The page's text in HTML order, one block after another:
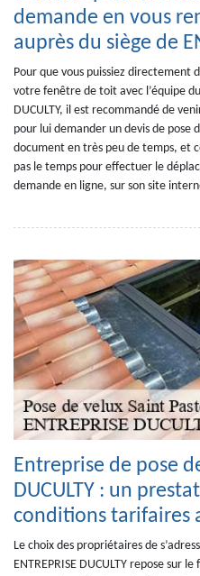
demande en vous
auprès du siège de
Pour que vous puissiez directement
votre fenêtre de toit avec l’équipe
DUCULTY, il est recommandé de
pour lui demander un devis de pose
document en très peu de temps, et
pas le temps pour effectuer le
demande en ligne, sur son site
Entreprise de pose
DUCULTY : un
conditions tarifaires
Le choix des propriétaires de
ENTREPRISE DUCULTY repose sur